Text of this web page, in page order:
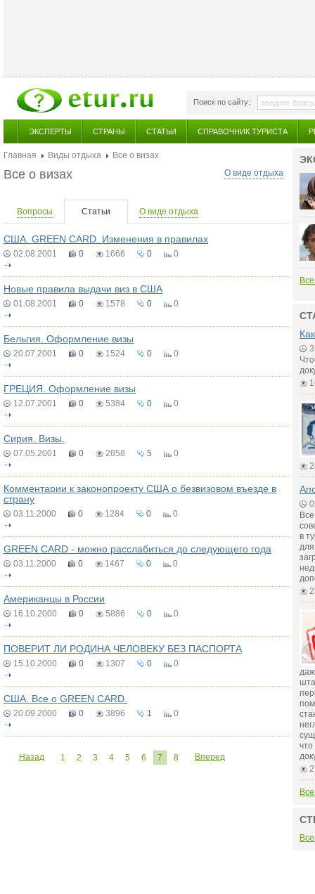
Поиск по сайту:
ЭКСПЕРТЫ СТРАНЫ СТАТЬИ СПРАВОЧНИК ТУРИСТА
Главная Виды отдыха
Все о визах
О виде отдыха
Все о визах
Вопросы Статьи О виде отдыха
США. GREEN CARD. Изменения в правилах
02.08.2001 0 1666 0 0
Новые правила выдачи виз в США
01.08.2001 0 1578 0 0
Бельгия. Оформление визы
20.07.2001 0 1524 0 0
ГРЕЦИЯ. Оформление визы
12.07.2001 0 5384 0 0
Сирия. Визы.
07.05.2001 0 2858 5 0
Комментарии к законопроекту США о безвизовом въезде в
страну
03.11.2000 0 1284 0 0
GREEN CARD - можно расслабиться до следующего года
03.11.2000 0 1467 0 0
Американцы в России
16.10.2000 0 5886 0 0
ПОВЕРИТ ЛИ РОДИНА ЧЕЛОВЕКУ БЕЗ ПАСПОРТА
15.10.2000 0 1307 0 0
США. Все о GREEN CARD.
20.09.2000 0 3896 1 0
Назад 1 2 3 4 5 6 7 8 Вперед
в